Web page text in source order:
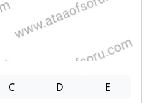
C D E